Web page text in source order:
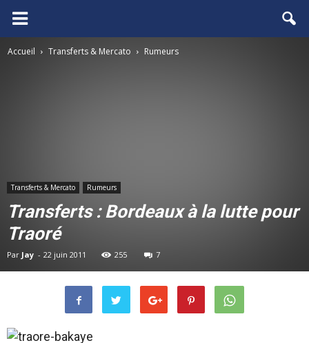
FCGB.net
Accueil Transferts & Mercato Rumeurs
Transferts & Mercato Rumeurs
Transferts : Bordeaux à la lutte pour
Traoré
Par Jay - 22 juin 2011 255 7